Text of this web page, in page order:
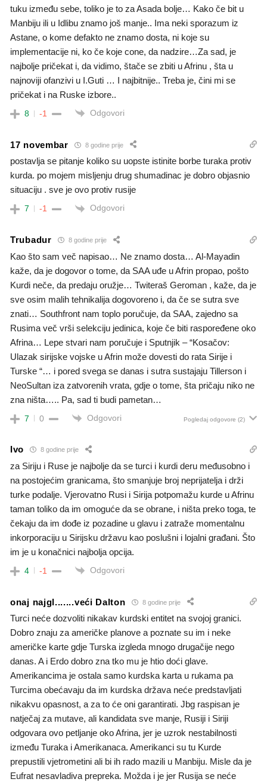
tuku između sebe, toliko je to za Asada bolje… Kako če bit u
Manbiju ili u Idlibu znamo još manje.. Ima neki sporazum iz
Astane, o kome defakto ne znamo dosta, ni koje su
implementacije ni, ko če koje cone, da nadzire…Za sad, je
najbolje pričekat i, da vidimo, štače se zbiti u Afrinu , šta u
najnoviji ofanzivi u I.Guti … I najbitnije.. Treba je, čini mi se
pričekat i na Ruske izbore..
8 -1 Odgovori
17 novembar 8 godine prije
postavlja se pitanje koliko su uopste istinite borbe turaka protiv
kurda. po mojem misljenju drug shumadinac je dobro objasnio
situaciju . sve je ovo protiv rusije
7 -1 Odgovori
Trubadur 8 godine prije
Kao što sam več napisao… Ne znamo dosta… Al-Mayadin
kaže, da je dogovor o tome, da SAA uđe u Afrin propao, pošto
Kurdi neče, da predaju oružje… Twiteraš Geroman , kaže, da je
sve osim malih tehnikalija dogovoreno i, da če se sutra sve
znati… Southfront nam toplo poručuje, da SAA, zajedno sa
Rusima več vrši selekciju jedinica, koje če biti raspoređene oko
Afrina… Lepe stvari nam poručuje i Sputnjik – “Kosačov:
Ulazak sirijske vojske u Afrin može dovesti do rata Sirije i
Turske “… i pored svega se danas i sutra sustajaju Tillerson i
NeoSultan iza zatvorenih vrata, gdje o tome, šta pričaju niko ne
zna ništa….. Pa, sad ti budi pametan…
7 0 Odgovori Pogledaj odgovore (2)
Ivo 8 godine prije
za Siriju i Ruse je najbolje da se turci i kurdi deru međusobno i
na postojećim granicama, što smanjuje broj neprijatelja i drži
turke podalje. Vjerovatno Rusi i Sirija potpomažu kurde u Afrinu
taman toliko da im omoguće da se obrane, i ništa preko toga, te
čekaju da im dođe iz pozadine u glavu i zatraže momentalnu
inkorporaciju u Sirijsku državu kao poslušni i lojalni građani. Što
im je u konačnici najbolja opcija.
4 -1 Odgovori
onaj najgl.......veći Dalton 8 godine prije
Turci neće dozvoliti nikakav kurdski entitet na svojoj granici.
Dobro znaju za američke planove a poznate su im i neke
američke karte gdje Turska izgleda mnogo drugačije nego
danas. A i Erdo dobro zna tko mu je htio doći glave.
Amerikancima je ostala samo kurdska karta u rukama pa
Turcima obećavaju da im kurdska država neće predstavljati
nikakvu opasnost, a za to će oni garantirati. Jbg raspisan je
natječaj za mutave, ali kandidata sve manje, Rusiji i Siriji
odgovara ovo petljanje oko Afrina, jer je uzrok nestabilnosti
između Turaka i Amerikanaca. Amerikanci su tu Kurde
prepustili vjetrometini ali bi ih rado mazili u Manbiju. Misle da je
Eufrat nesavladiva prepreka. Možda i je jer Rusija se neće